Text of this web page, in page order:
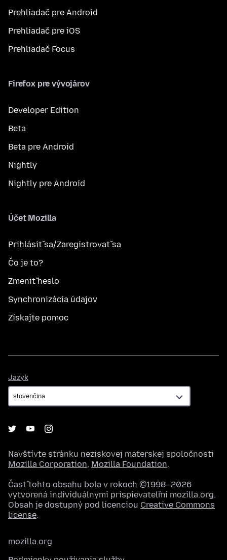
Prehliadač pre Android
Prehliadač pre iOS
Prehliadač Focus
Firefox pre vývojárov
Developer Edition
Beta
Beta pre Android
Nightly
Nightly pre Android
Účet Mozilla
Prihlásiť sa/Zaregistrovať sa
Čo je to?
Zmeniť heslo
Synchronizácia údajov
Získajte pomoc
Jazyk
Navštívte stránku neziskovej materskej spoločnosti
Mozilla Corporation, Mozilla Foundation.
Časť tohto obsahu bola v rokoch ©1998–2026
vytvorená individuálnymi prispievateľmi mozilla.org.
Obsah je dostupný pod licenciou Creative Commons
license.
mozilla.org